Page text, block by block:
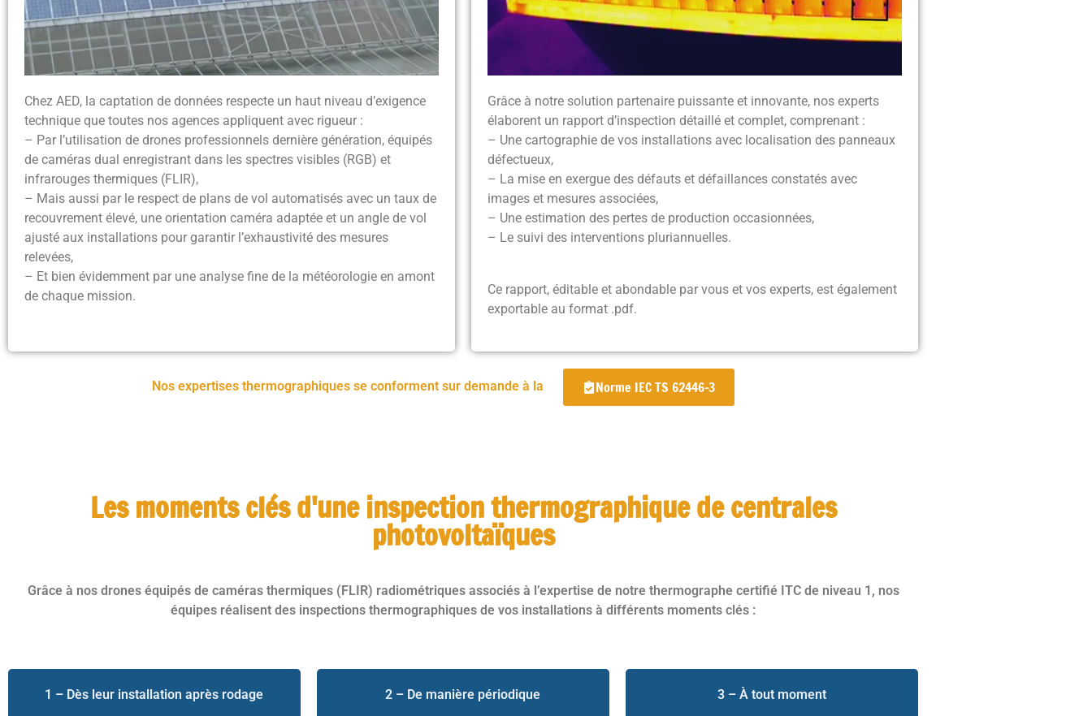
Chez AED, la captation de données respecte un haut niveau d’exigence
technique que toutes nos agences appliquent avec rigueur :
– Par l’utilisation de drones professionnels dernière génération, équipés
de caméras dual enregistrant dans les spectres visibles (RGB) et
infrarouges thermiques (FLIR),
– Mais aussi par le respect de plans de vol automatisés avec un taux de
recouvrement élevé, une orientation caméra adaptée et un angle de vol
ajusté aux installations pour garantir l’exhaustivité des mesures
relevées,
– Et bien évidemment par une analyse fine de la météorologie en amont
de chaque mission.
Grâce à notre solution partenaire puissante et innovante, nos experts
élaborent un rapport d’inspection détaillé et complet, comprenant :
– Une cartographie de vos installations avec localisation des panneaux
défectueux,
– La mise en exergue des défauts et défaillances constatés avec
images et mesures associées,
– Une estimation des pertes de production occasionnées,
– Le suivi des interventions pluriannuelles.
Ce rapport, éditable et abondable par vous et vos experts, est également
exportable au format .pdf.
Nos expertises thermographiques se conforment sur demande à la Norme IEC TS 62446-3
Les moments clés d'une inspection thermographique de centrales
photovoltaïques
Grâce à nos drones équipés de caméras thermiques (FLIR) radiométriques associés à l’expertise de notre thermographe certifié ITC de niveau 1, nos
équipes réalisent des inspections thermographiques de vos installations à différents moments clés :
1 – Dès leur installation après rodage 2 – De manière périodique 3 – À tout moment